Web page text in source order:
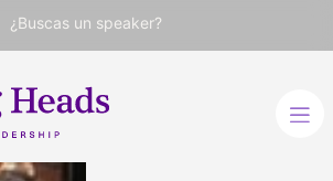
¿Buscas un speaker?